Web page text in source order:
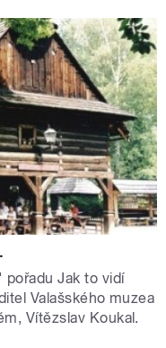
Jak to vidí
Valašského muzea
Vítězslav Koukal.